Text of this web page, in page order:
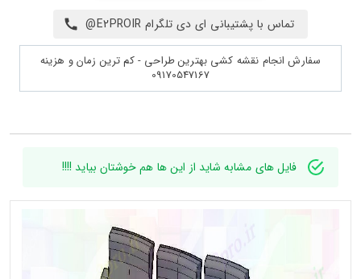
تماس با پشتیبانی ای دی تلگرام E2PROIR@
سفارش انجام نقشه کشی بهترین طراحی - کم ترین زمان و هزینه
09170547167
فایل های مشابه شاید از این ها هم خوشتان بیاید !!!!